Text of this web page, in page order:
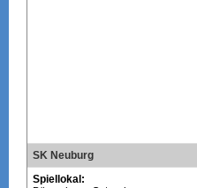
SK Neuburg
Spiellokal: